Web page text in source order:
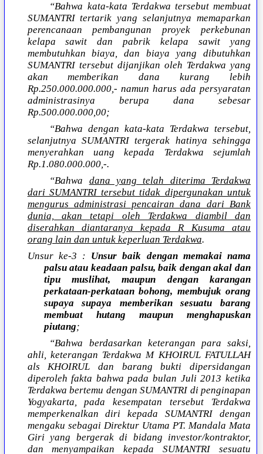
“Bahwa kata-kata Terdakwa tersebut membuat
SUMANTRI tertarik yang selanjutnya memaparkan
perencanaan pembangunan proyek perkebunan
kelapa sawit dan pabrik kelapa sawit yang
membutuhkan biaya, dan biaya yang dibutuhkan
SUMANTRI tersebut dijanjikan oleh Terdakwa yang
akan memberikan dana kurang lebih
Rp.250.000.000.000,- namun harus ada persyaratan
administrasinya berupa dana sebesar
Rp.500.000.000,00;
“Bahwa dengan kata-kata Terdakwa tersebut,
selanjutnya SUMANTRI tergerak hatinya sehingga
menyerahkan uang kepada Terdakwa sejumlah
Rp.1.080.000.000,-.
“Bahwa dana yang telah diterima Terdakwa
dari SUMANTRI tersebut tidak dipergunakan untuk
mengurus administrasi pencairan dana dari Bank
dunia, akan tetapi oleh Terdakwa diambil dan
diserahkan diantaranya kepada R Kusuma atau
orang lain dan untuk keperluan Terdakwa.
Unsur ke-3 : Unsur baik dengan memakai nama
palsu atau keadaan palsu, baik dengan akal dan
tipu muslihat, maupun dengan karangan
perkataan-perkataan bohong, membujuk orang
supaya supaya memberikan sesuatu barang
membuat hutang maupun menghapuskan
piutang;
“Bahwa berdasarkan keterangan para saksi,
ahli, keterangan Terdakwa M KHOIRUL FATULLAH
als KHOIRUL dan barang bukti dipersidangan
diperoleh fakta bahwa pada bulan Juli 2013 ketika
Terdakwa bertemu dengan SUMANTRI di penginapan
Yogyakarta, pada kesempatan tersebut Terdakwa
memperkenalkan diri kepada SUMANTRI dengan
mengaku sebagai Direktur Utama PT. Mandala Mata
Giri yang bergerak di bidang investor/kontraktor,
dan menyampaikan kepada SUMANTRI sesuatu